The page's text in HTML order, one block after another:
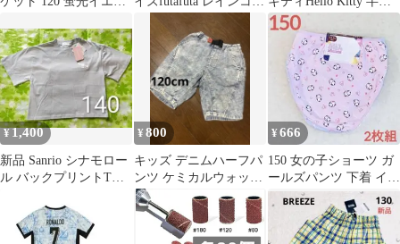
シャツ 120cm 新品
¥1,400
新品 Sanrio シナモロー
ル バックプリントTシ
¥800
キッズ デニムハーフパ
ンツ ケミカルウォッシ
ュ ウエストゴム ベルト
付き
¥666
150 女の子ショーツ ガ
ールズパンツ 下着 イン
ナー 肌着 新品 2枚